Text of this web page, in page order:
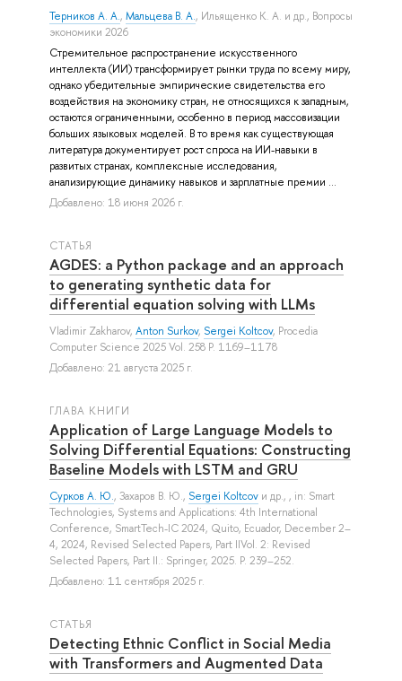
Терников А. А., Мальцева В. А., Ильященко К. А. и др., Вопросы
экономики 2026
Стремительное распространение искусственного
интеллекта (ИИ) трансформирует рынки труда по всему миру,
однако убедительные эмпирические свидетельства его
воздействия на экономику стран, не относящихся к западным,
остаются ограниченными, особенно в период массовизации
больших языковых моделей. В то время как существующая
литература документирует рост спроса на ИИ-навыки в
развитых странах, комплексные исследования,
анализирующие динамику навыков и зарплатные премии ...
Добавлено: 18 июня 2026 г.
СТАТЬЯ
AGDES: a Python package and an approach
to generating synthetic data for
differential equation solving with LLMs
Vladimir Zakharov, Anton Surkov, Sergei Koltcov, Procedia
Computer Science 2025 Vol. 258 P. 1169–1178
Добавлено: 21 августа 2025 г.
ГЛАВА КНИГИ
Application of Large Language Models to
Solving Differential Equations: Constructing
Baseline Models with LSTM and GRU
Сурков А. Ю., Захаров В. Ю., Sergei Koltcov и др., , in: Smart
Technologies, Systems and Applications: 4th International
Conference, SmartTech-IC 2024, Quito, Ecuador, December 2–
4, 2024, Revised Selected Papers, Part IIVol. 2: Revised
Selected Papers, Part II.: Springer, 2025. P. 239–252.
Добавлено: 11 сентября 2025 г.
СТАТЬЯ
Detecting Ethnic Conflict in Social Media
with Transformers and Augmented Data